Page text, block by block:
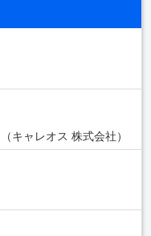
キャレオス 株式会社）